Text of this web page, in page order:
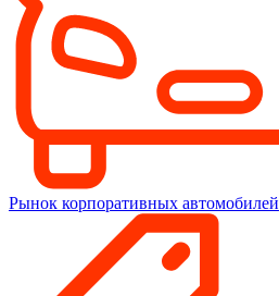
Рынок корпоративных автомобилей